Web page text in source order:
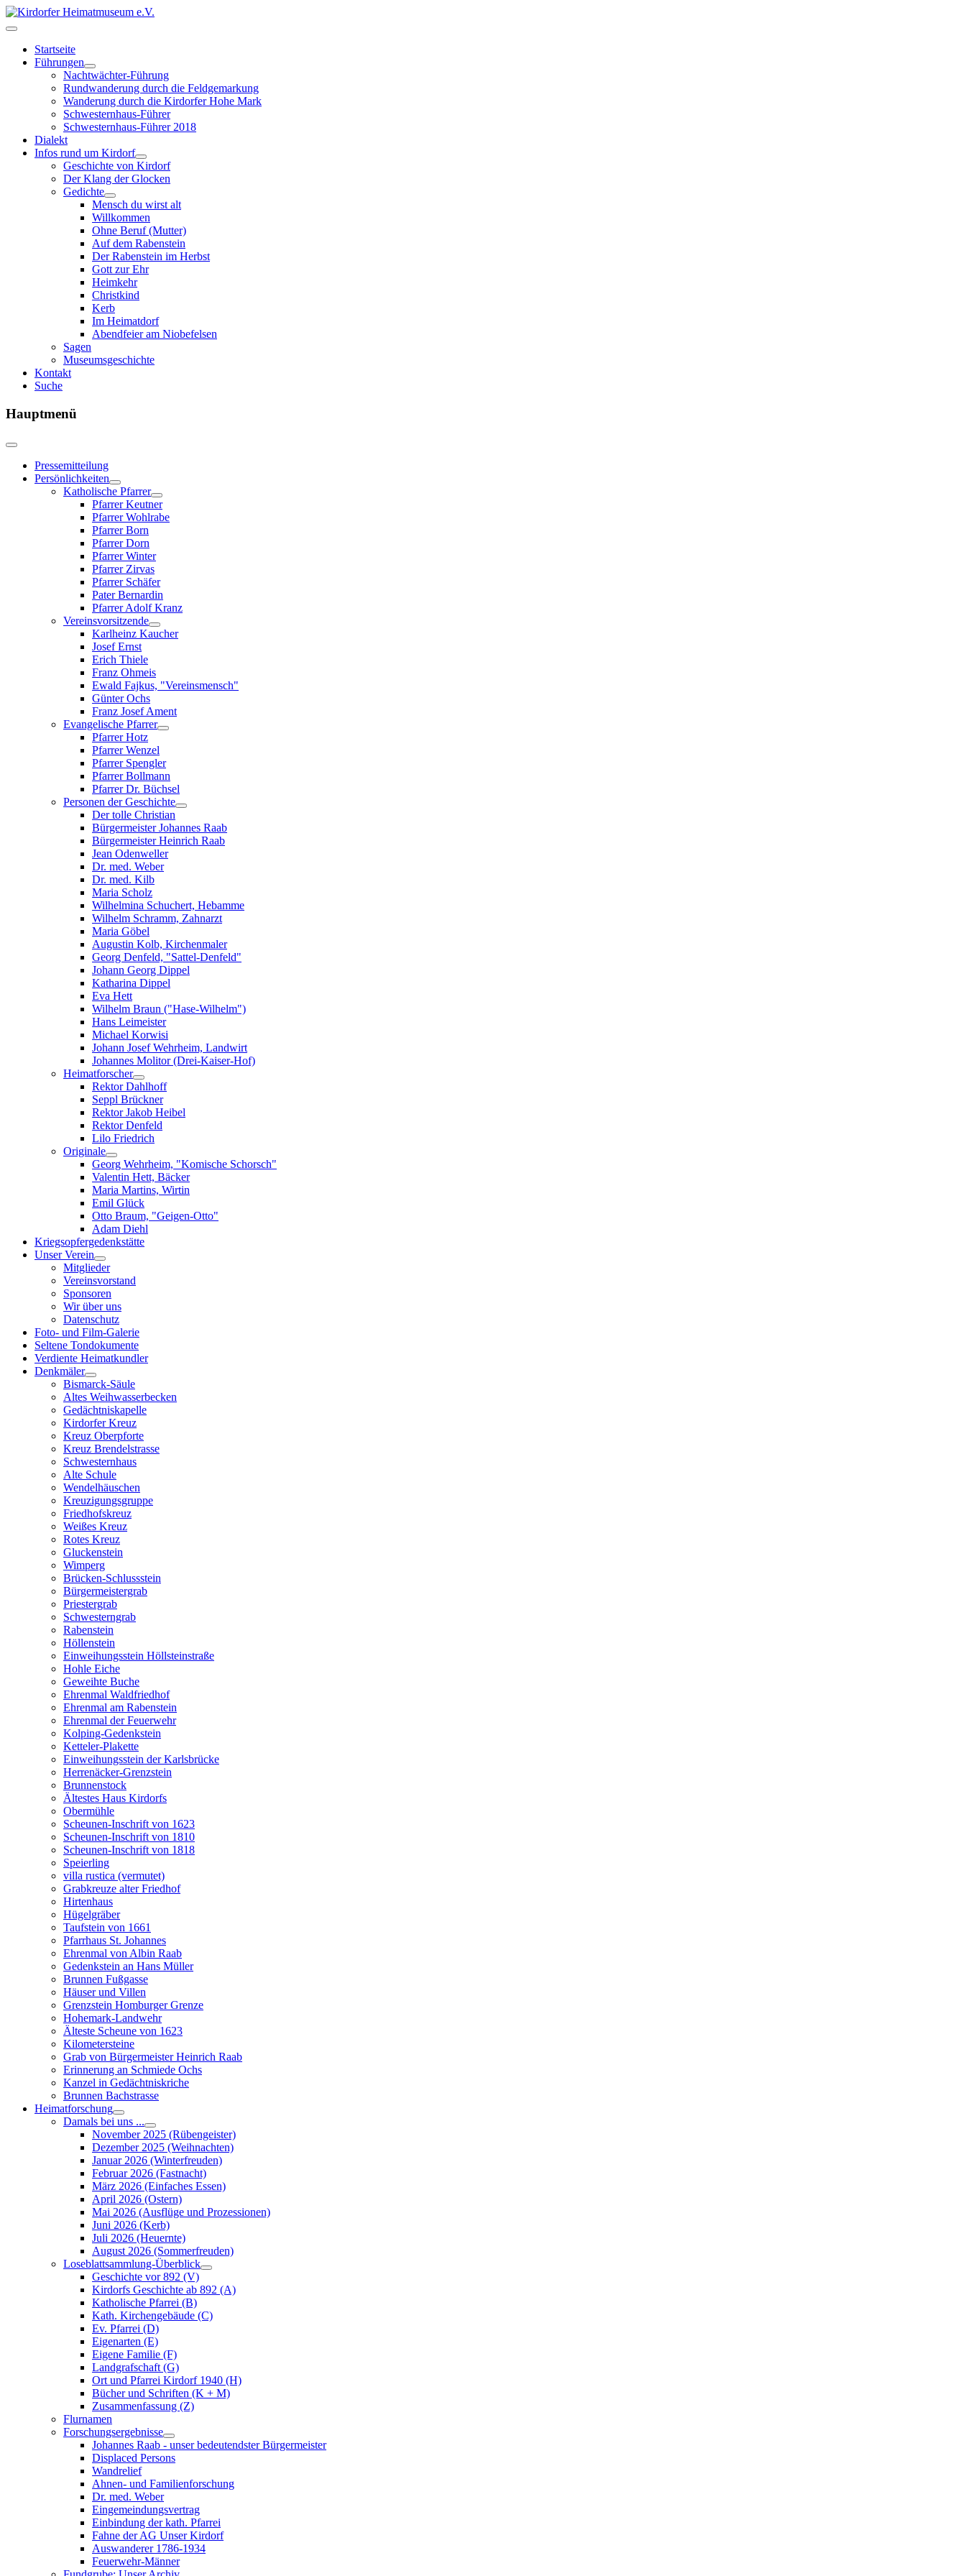
Startseite
Führungen
Nachtwächter-Führung
Rundwanderung durch die Feldgemarkung
Wanderung durch die Kirdorfer Hohe Mark
Schwesternhaus-Führer
Schwesternhaus-Führer 2018
Dialekt
Infos rund um Kirdorf
Geschichte von Kirdorf
Der Klang der Glocken
Gedichte
Mensch du wirst alt
Willkommen
Ohne Beruf (Mutter)
Auf dem Rabenstein
Der Rabenstein im Herbst
Gott zur Ehr
Heimkehr
Christkind
Kerb
Im Heimatdorf
Abendfeier am Niobefelsen
Sagen
Museumsgeschichte
Kontakt
Suche
Hauptmenü
Pressemitteilung
Persönlichkeiten
Katholische Pfarrer
Pfarrer Keutner
Pfarrer Wohlrabe
Pfarrer Born
Pfarrer Dorn
Pfarrer Winter
Pfarrer Zirvas
Pfarrer Schäfer
Pater Bernardin
Pfarrer Adolf Kranz
Vereinsvorsitzende
Karlheinz Kaucher
Josef Ernst
Erich Thiele
Franz Ohmeis
Ewald Fajkus, "Vereinsmensch"
Günter Ochs
Franz Josef Ament
Evangelische Pfarrer
Pfarrer Hotz
Pfarrer Wenzel
Pfarrer Spengler
Pfarrer Bollmann
Pfarrer Dr. Büchsel
Personen der Geschichte
Der tolle Christian
Bürgermeister Johannes Raab
Bürgermeister Heinrich Raab
Jean Odenweller
Dr. med. Weber
Dr. med. Kilb
Maria Scholz
Wilhelmina Schuchert, Hebamme
Wilhelm Schramm, Zahnarzt
Maria Göbel
Augustin Kolb, Kirchenmaler
Georg Denfeld, "Sattel-Denfeld"
Johann Georg Dippel
Katharina Dippel
Eva Hett
Wilhelm Braun ("Hase-Wilhelm")
Hans Leimeister
Michael Korwisi
Johann Josef Wehrheim, Landwirt
Johannes Molitor (Drei-Kaiser-Hof)
Heimatforscher
Rektor Dahlhoff
Seppl Brückner
Rektor Jakob Heibel
Rektor Denfeld
Lilo Friedrich
Originale
Georg Wehrheim, "Komische Schorsch"
Valentin Hett, Bäcker
Maria Martins, Wirtin
Emil Glück
Otto Braum, "Geigen-Otto"
Adam Diehl
Kriegsopfergedenkstätte
Unser Verein
Mitglieder
Vereinsvorstand
Sponsoren
Wir über uns
Datenschutz
Foto- und Film-Galerie
Seltene Tondokumente
Verdiente Heimatkundler
Denkmäler
Bismarck-Säule
Altes Weihwasserbecken
Gedächtniskapelle
Kirdorfer Kreuz
Kreuz Oberpforte
Kreuz Brendelstrasse
Schwesternhaus
Alte Schule
Wendelhäuschen
Kreuzigungsgruppe
Friedhofskreuz
Weißes Kreuz
Rotes Kreuz
Gluckenstein
Wimperg
Brücken-Schlussstein
Bürgermeistergrab
Priestergrab
Schwesterngrab
Rabenstein
Höllenstein
Einweihungsstein Höllsteinstraße
Hohle Eiche
Geweihte Buche
Ehrenmal Waldfriedhof
Ehrenmal am Rabenstein
Ehrenmal der Feuerwehr
Kolping-Gedenkstein
Ketteler-Plakette
Einweihungsstein der Karlsbrücke
Herrenäcker-Grenzstein
Brunnenstock
Ältestes Haus Kirdorfs
Obermühle
Scheunen-Inschrift von 1623
Scheunen-Inschrift von 1810
Scheunen-Inschrift von 1818
Speierling
villa rustica (vermutet)
Grabkreuze alter Friedhof
Hirtenhaus
Hügelgräber
Taufstein von 1661
Pfarrhaus St. Johannes
Ehrenmal von Albin Raab
Gedenkstein an Hans Müller
Brunnen Fußgasse
Häuser und Villen
Grenzstein Homburger Grenze
Hohemark-Landwehr
Älteste Scheune von 1623
Kilometersteine
Grab von Bürgermeister Heinrich Raab
Erinnerung an Schmiede Ochs
Kanzel in Gedächtniskriche
Brunnen Bachstrasse
Heimatforschung
Damals bei uns ...
November 2025 (Rübengeister)
Dezember 2025 (Weihnachten)
Januar 2026 (Winterfreuden)
Februar 2026 (Fastnacht)
März 2026 (Einfaches Essen)
April 2026 (Ostern)
Mai 2026 (Ausflüge und Prozessionen)
Juni 2026 (Kerb)
Juli 2026 (Heuernte)
August 2026 (Sommerfreuden)
Loseblattsammlung-Überblick
Geschichte vor 892 (V)
Kirdorfs Geschichte ab 892 (A)
Katholische Pfarrei (B)
Kath. Kirchengebäude (C)
Ev. Pfarrei (D)
Eigenarten (E)
Eigene Familie (F)
Landgrafschaft (G)
Ort und Pfarrei Kirdorf 1940 (H)
Bücher und Schriften (K + M)
Zusammenfassung (Z)
Flurnamen
Forschungsergebnisse
Johannes Raab - unser bedeutendster Bürgermeister
Displaced Persons
Wandrelief
Ahnen- und Familienforschung
Dr. med. Weber
Eingemeindungsvertrag
Einbindung der kath. Pfarrei
Fahne der AG Unser Kirdorf
Auswanderer 1786-1934
Feuerwehr-Männer